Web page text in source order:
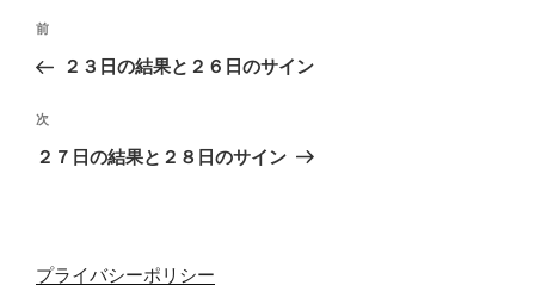
投
ビ
ゲ
ン
過
去
投
稿
前
２３日の結果と２６日のサイン
次
の
次
２７日の結果と２８日のサイン
プライバシーポリシー